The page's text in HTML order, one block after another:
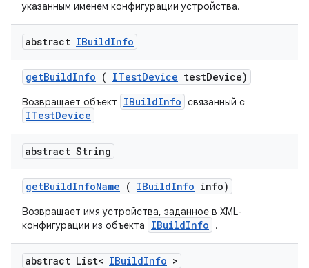
указанным именем конфигурации устройства.
abstract IBuildInfo
getBuildInfo ( ITestDevice testDevice)
Возвращает объект IBuildInfo связанный с
ITestDevice
abstract String
getBuildInfoName ( IBuildInfo info)
Возвращает имя устройства, заданное в XML-
конфигурации из объекта
IBuildInfo .
abstract List< IBuildInfo >